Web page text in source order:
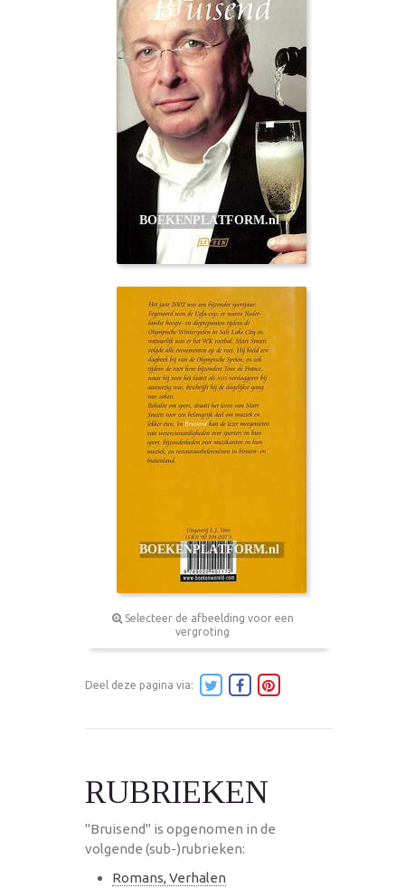
Selecteer de afbeelding voor een
vergroting
Deel deze pagina via:
RUBRIEKEN
"Bruisend" is opgenomen in de
volgende (sub-)rubrieken:
Romans, Verhalen